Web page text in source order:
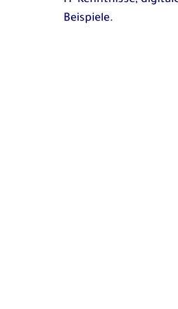
Beispiele.